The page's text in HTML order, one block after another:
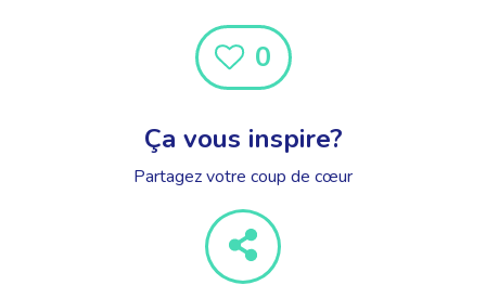
0
Ça vous inspire?
Partagez votre coup de cœur